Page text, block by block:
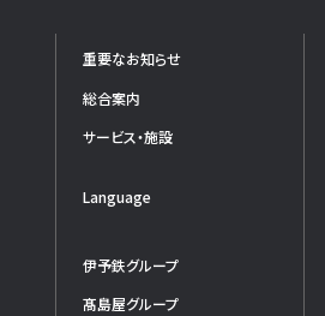
重要なお知らせ
総合案内
サービス・施設
Language
伊予鉄グループ
髙島屋グループ